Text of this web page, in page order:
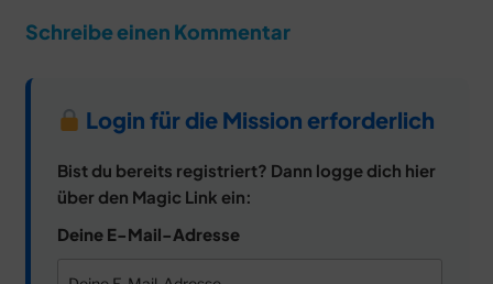
Schreibe einen Kommentar
Login für die Mission erforderlich
Bist du bereits registriert? Dann logge dich hier
über den Magic Link ein:
Deine E-Mail-Adresse